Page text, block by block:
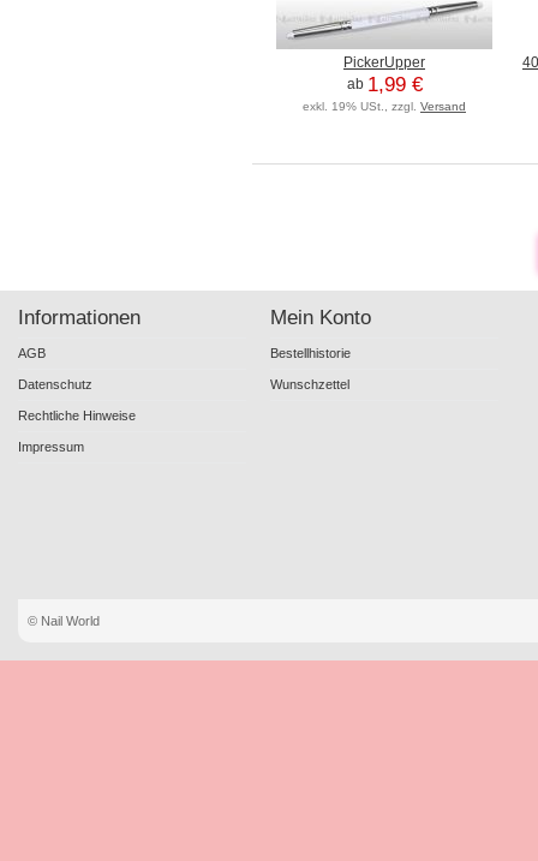
PickerUpper
ab 1,99 €
exkl. 19% USt., zzgl. Versand
Informationen
AGB
Datenschutz
Rechtliche Hinweise
Impressum
Mein Konto
Bestellhistorie
Wunschzettel
© Nail World